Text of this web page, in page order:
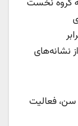
گروه نخست
روز مصرف می‌کردند، ۲.۵ برابر
نشانه‌های
سن، فعالیت